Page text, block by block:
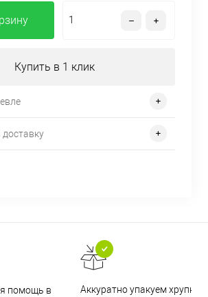
Купить в 1 клик
доставку
помощь в
Аккуратно упакуем хрупкие